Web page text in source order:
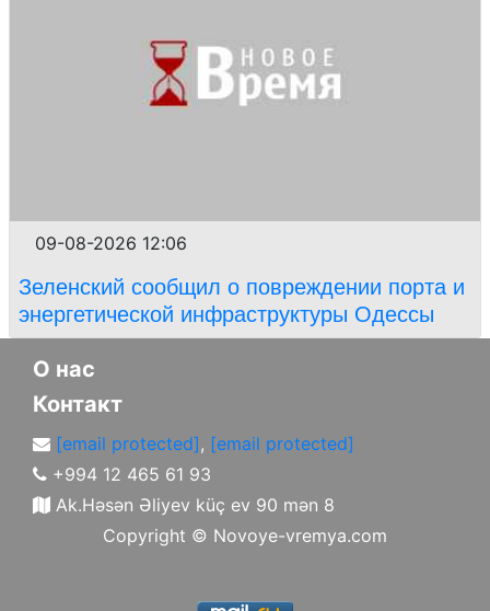
09-08-2026 12:06
Зеленский сообщил о повреждении порта и
энергетической инфраструктуры Одессы
О нас
Контакт
[email protected], [email protected]
+994 12 465 61 93
Ak.Həsən Əliyev küç ev 90 mən 8
Copyright © Novoye-vremya.com